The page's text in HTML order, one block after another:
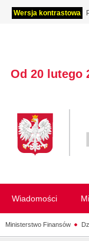
Wersja kontrastowa
Od 20 lutego
Wiadomości
Ministerstwo Finansów